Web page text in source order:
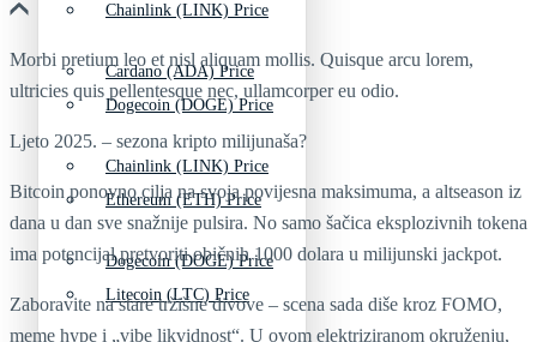
Chainlink (LINK) Price
Dogecoin (DOGE) Price
Ethereum (ETH) Price
Litecoin (LTC) Price
Cardano (ADA) Price
Chainlink (LINK) Price
Dogecoin (DOGE) Price
Morbi pretium leo et nisl aliquam mollis. Quisque arcu lorem,
ultricies quis pellentesque nec, ullamcorper eu odio.
Ljeto 2025. – sezona kripto milijunaša?
Bitcoin ponovno cilja na svoja povijesna maksimuma, a altseason iz
dana u dan sve snažnije pulsira. No samo šačica eksplozivnih tokena
ima potencijal pretvoriti običnih 1000 dolara u milijunski jackpot.
Zaboravite na stare tržišne divove – scena sada diše kroz FOMO,
meme hype i „vibe likvidnost“. U ovom elektriziranom okruženju,